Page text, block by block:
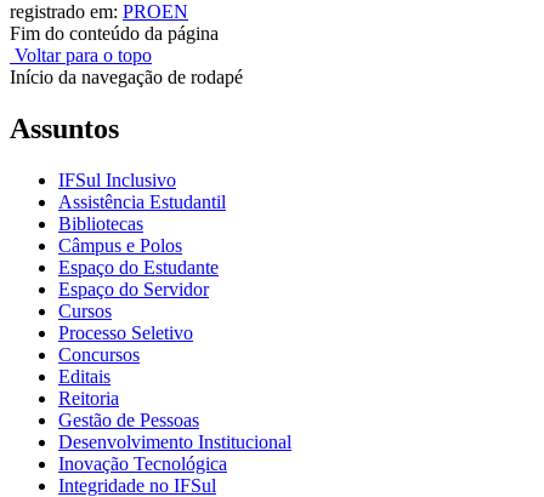
registrado em: PROEN
Fim do conteúdo da página
Voltar para o topo
Início da navegação de rodapé
Assuntos
IFSul Inclusivo
Assistência Estudantil
Bibliotecas
Câmpus e Polos
Espaço do Estudante
Espaço do Servidor
Cursos
Processo Seletivo
Concursos
Editais
Reitoria
Gestão de Pessoas
Desenvolvimento Institucional
Inovação Tecnológica
Integridade no IFSul